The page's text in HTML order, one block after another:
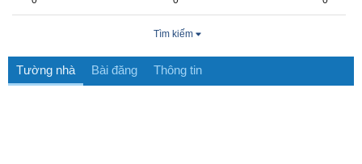
Tìm kiếm
Tường nhà Bài đăng Thông tin